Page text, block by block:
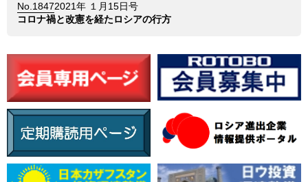
No.18472021年 １月15日号
コロナ禍と改憲を経たロシアの行方